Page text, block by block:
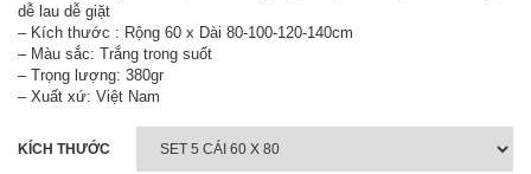
dễ lau dễ giặt
– Kích thước : Rộng 60 x Dài 80-100-120-140cm
– Màu sắc: Trắng trong suốt
– Trọng lượng: 380gr
– Xuất xứ: Việt Nam
KÍCH THƯỚC